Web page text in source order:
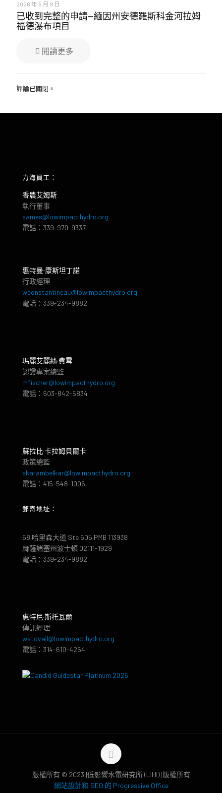
2026 年 6 月 9 日
已收到完整的申請—緬因州安德羅斯科金河拉姆
福德瀑布項目
閱讀更多
評論已關閉。
力海員工：
香農艾姆斯
執行董事
sames@lowimpacthydro.org
電話：339-970-9337
惠特曼‧康斯坦丁諾
行政經理
wconstantineau@lowimpacthydro.org
電話：339-234-9882
瑪麗艾麗絲·費雪
認證專案總監
mfischer@lowimpacthydro.org
電話：603-842-5834
蘇拉比·卡拉姆貝爾卡
政策總監
skarambelkar@lowimpacthydro.org
電話：415-548-1006
郵寄地址：
68 哈里森大道 Ste 605 PMB 113938
麻薩諸塞州波士頓 02111-1929
電話：339-234-9882
惠特尼·斯托瓦爾
傳訊經理
wstovall@lowimpacthydro.org
電話：314-610-4254
版權所有 © 2023 |低影響水電研究所 (LIHI) |版權所有
網站設計和 SEO 的 Progressive Office